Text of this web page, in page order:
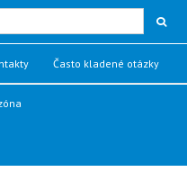
Často kladené otázky